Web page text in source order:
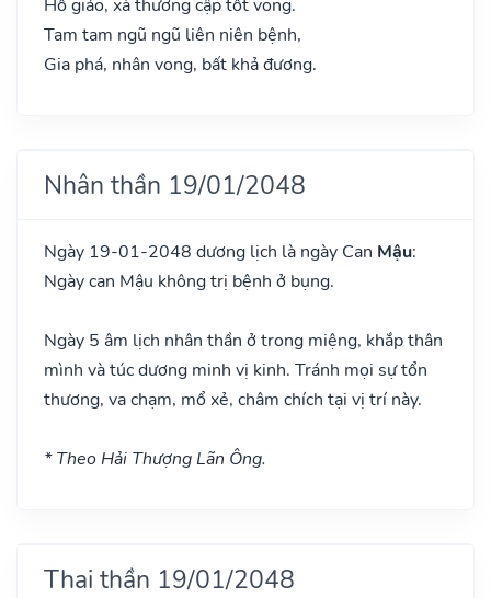
Hổ giảo, xà thương cập tốt vong.
Tam tam ngũ ngũ liên niên bệnh,
Gia phá, nhân vong, bất khả đương.
Nhân thần 19/01/2048
Ngày 19-01-2048 dương lịch là ngày Can Mậu:
Ngày can Mậu không trị bệnh ở bụng.
Ngày 5 âm lịch nhân thần ở trong miệng, khắp thân
mình và túc dương minh vị kinh. Tránh mọi sự tổn
thương, va chạm, mổ xẻ, châm chích tại vị trí này.
* Theo Hải Thượng Lãn Ông.
Thai thần 19/01/2048